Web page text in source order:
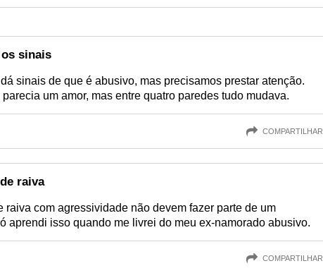
sinais
sinais de que é abusivo, mas precisamos prestar atenção.
um amor, mas entre quatro paredes tudo mudava.
COMPARTILHAR
raiva
raiva com agressividade não devem fazer parte de um
aprendi isso quando me livrei do meu ex-namorado abusivo.
COMPARTILHAR